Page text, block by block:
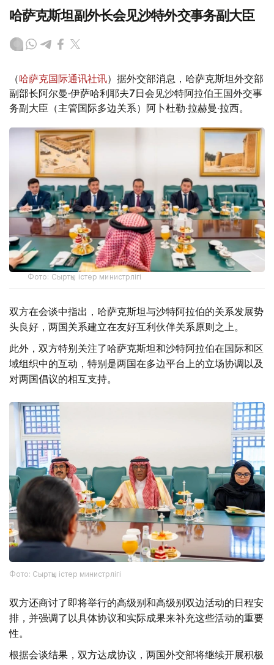
哈萨克斯坦副外长会见沙特外交事务副大臣
（哈萨克国际通讯社讯）据外交部消息，哈萨克斯坦外交部
副部长阿尔曼·伊萨哈利耶夫7日会见沙特阿拉伯王国外交事
务副大臣（主管国际多边关系）阿卜杜勒·拉赫曼·拉西。
Фото: Сыртқы істер министрлігі
双方在会谈中指出，哈萨克斯坦与沙特阿拉伯的关系发展势
头良好，两国关系建立在友好互利伙伴关系原则之上。
此外，双方特别关注了哈萨克斯坦和沙特阿拉伯在国际和区
域组织中的互动，特别是两国在多边平台上的立场协调以及
对两国倡议的相互支持。
Фото: Сыртқы істер министрлігі
双方还商讨了即将举行的高级别和高级别双边活动的日程安
排，并强调了以具体协议和实际成果来补充这些活动的重要
性。
根据会谈结果，双方达成协议，两国外交部将继续开展积极